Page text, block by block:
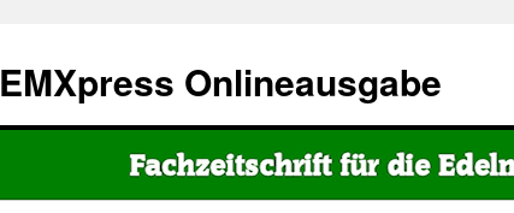
EMXpress Onlineausgabe